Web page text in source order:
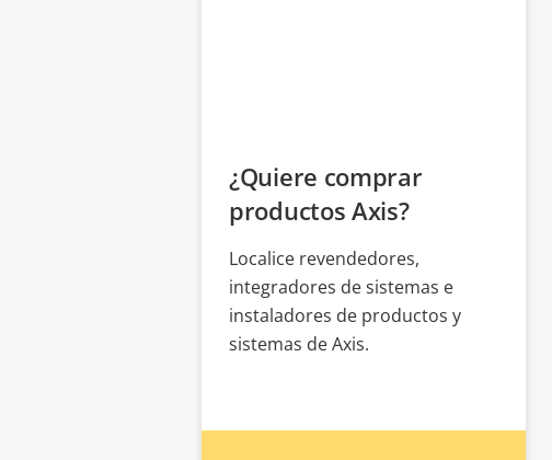
¿Quiere comprar
productos Axis?
Localice revendedores,
integradores de sistemas e
instaladores de productos y
sistemas de Axis.